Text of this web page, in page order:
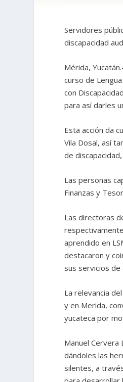
Servidores
discapacidad
Mérida,
curso de
con
para así darles
Esta acción da
Vila Dosal, así
de
Las personas
Finanzas y
Las directoras
aprendido en
destacaron y
sus servicios de
La relevancia
y en Merida,
yucateca por
Manuel
dándoles las
silentes, a